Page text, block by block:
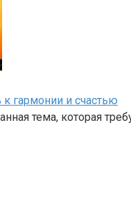
гармонии и счастью
тема, которая